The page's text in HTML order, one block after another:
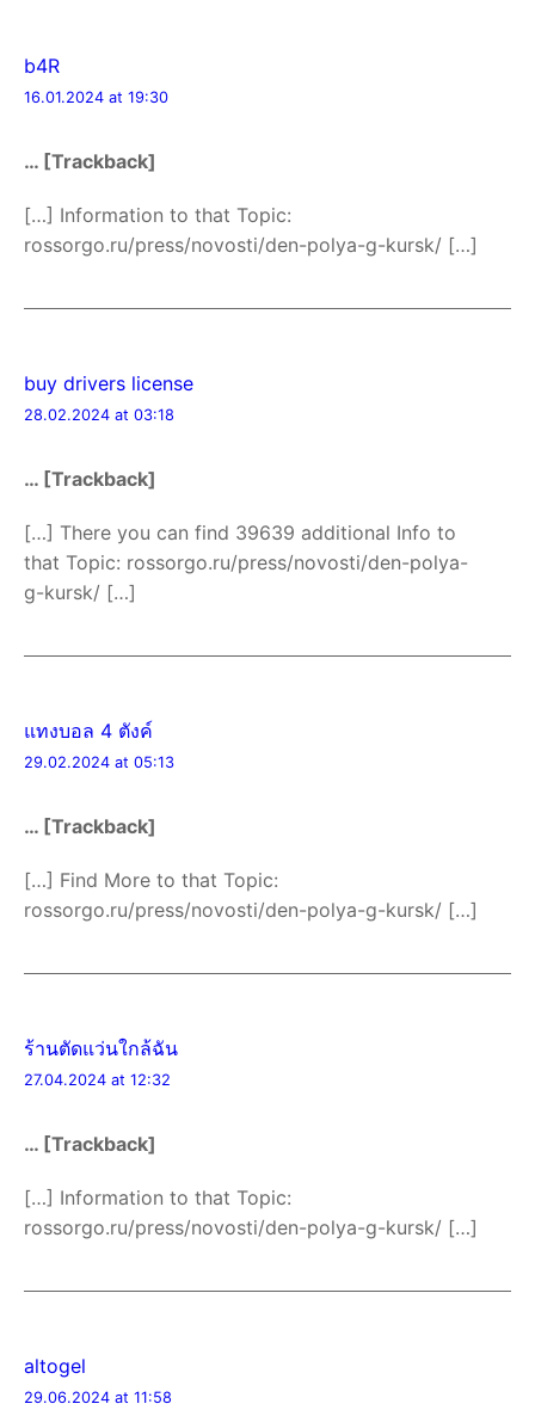
b4R
16.01.2024 at 19:30
… [Trackback]
[…] Information to that Topic:
rossorgo.ru/press/novosti/den-polya-g-kursk/ […]
buy drivers license
28.02.2024 at 03:18
… [Trackback]
[…] There you can find 39639 additional Info to
that Topic: rossorgo.ru/press/novosti/den-polya-
g-kursk/ […]
แทงบอล 4 ตังค์
29.02.2024 at 05:13
… [Trackback]
[…] Find More to that Topic:
rossorgo.ru/press/novosti/den-polya-g-kursk/ […]
ร้านตัดแว่นใกล้ฉัน
27.04.2024 at 12:32
… [Trackback]
[…] Information to that Topic:
rossorgo.ru/press/novosti/den-polya-g-kursk/ […]
altogel
29.06.2024 at 11:58